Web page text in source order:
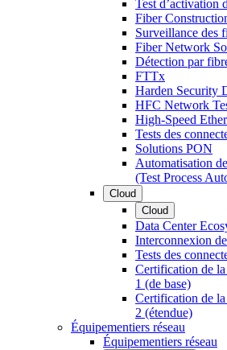
Test d’activation
Fiber
Surveillance des
Fiber Network
Détection par
FTTx
Harden Security
HFC Network
High-Speed
Tests des
Solutions PON
Automatisation
(Test Process
Cloud
Cloud
Data Center
Interconnexion
Tests des
Certification de
1 (de base)
Certification de
2 (étendue)
Équipementiers réseau
Équipementiers réseau